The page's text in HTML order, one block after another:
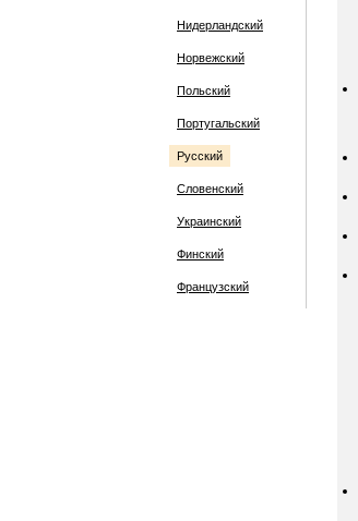
Нидерландский
Норвежский
Польский
Португальский
Русский
Словенский
Украинский
Финский
Французский